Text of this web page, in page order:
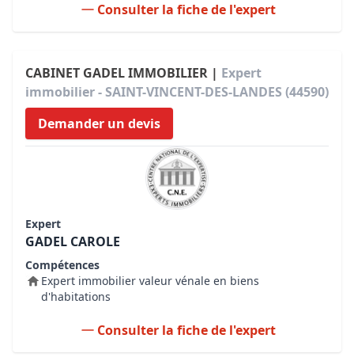
Consulter la fiche de l'expert
CABINET GADEL IMMOBILIER | Expert
immobilier - SAINT-VINCENT-DES-LANDES (44590)
Demander un devis
Expert
GADEL CAROLE
Compétences
Expert immobilier valeur vénale en biens
d'habitations
Consulter la fiche de l'expert